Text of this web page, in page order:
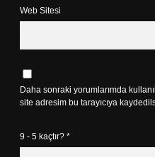
Web Sitesi
Daha sonraki yorumlarımda
site adresim bu tarayıcıya
9 - 5 kaçtır? *